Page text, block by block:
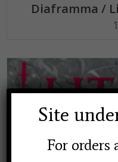
Diaframma /
Site
For orders